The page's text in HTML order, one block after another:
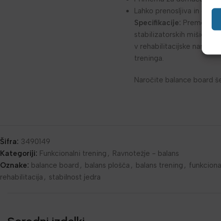
Lahko prenosljiva in
Specifikacije: Premer:
stabilizatorskih mišic,
v rehabilitacijske
treninga.
Naročite balance board
Šifra: 3490149
Kategoriji: Funkcionalni trening , Ravnotežje - balans
Oznake: balance board , balans plošča , balans trening ,
rehabilitacija , stabilnost jedra